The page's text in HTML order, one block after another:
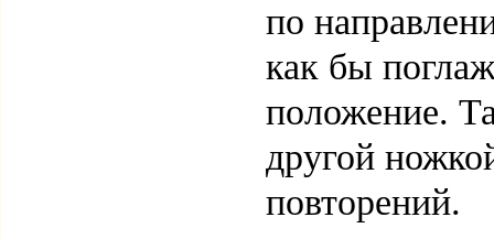
по
как бы
положение.
другой
повторений.